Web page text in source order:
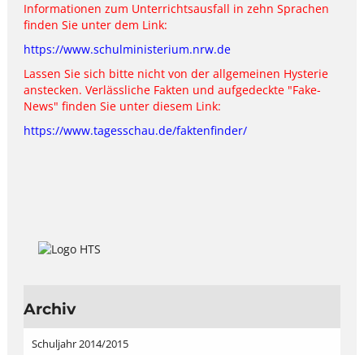
Informationen zum Unterrichtsausfall in zehn Sprachen
finden Sie unter dem Link:
https://www.schulministerium.nrw.de
Lassen Sie sich bitte nicht von der allgemeinen Hysterie
anstecken. Verlässliche Fakten und aufgedeckte "Fake-
News" finden Sie unter diesem Link:
https://www.tagesschau.de/faktenfinder/
Archiv
Schuljahr 2014/2015